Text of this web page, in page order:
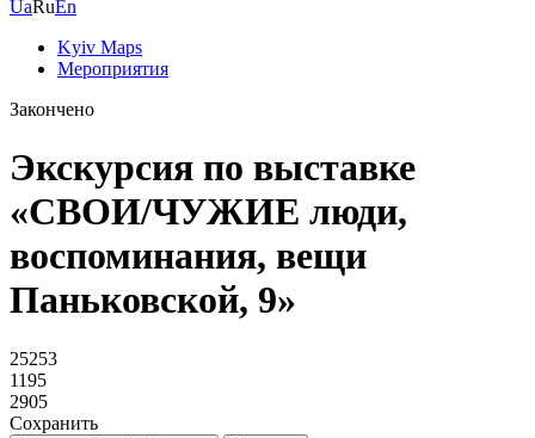
UaRuEn
Kyiv Maps
Мероприятия
Закончено
Экскурсия по выставке
«СВОИ/ЧУЖИЕ люди,
воспоминания, вещи
Паньковской, 9»
25253
1195
2905
Сохранить